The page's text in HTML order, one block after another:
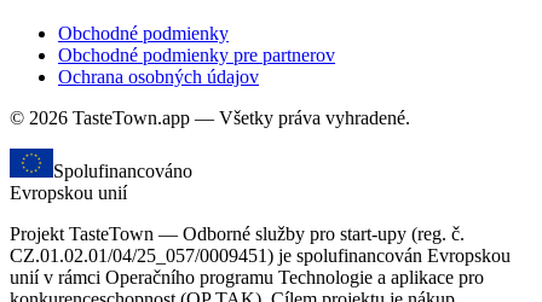
Obchodné podmienky
Obchodné podmienky pre partnerov
Ochrana osobných údajov
© 2026 TasteTown.app — Všetky práva vyhradené.
Spolufinancováno
Evropskou unií
Projekt TasteTown — Odborné služby pro start-upy (reg. č.
CZ.01.02.01/04/25_057/0009451) je spolufinancován Evropskou
unií v rámci Operačního programu Technologie a aplikace pro